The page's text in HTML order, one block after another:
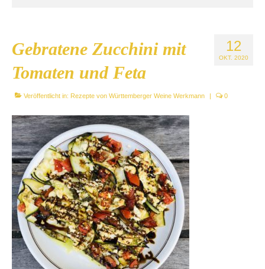
Shop
Neues
Rezepte
Kontaktieren Sie uns!
Mein Konto
12
OKT. 2020
Gebratene Zucchini mit
Tomaten und Feta
Veröffentlicht in: Rezepte von Württemberger Weine Werkmann | 0